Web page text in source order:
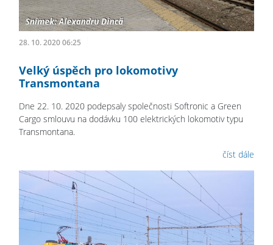
28. 10. 2020 06:25
Velký úspěch pro lokomotivy
Transmontana
Dne 22. 10. 2020 podepsaly společnosti Softronic a Green
Cargo smlouvu na dodávku 100 elektrických lokomotiv typu
Transmontana.
číst dále